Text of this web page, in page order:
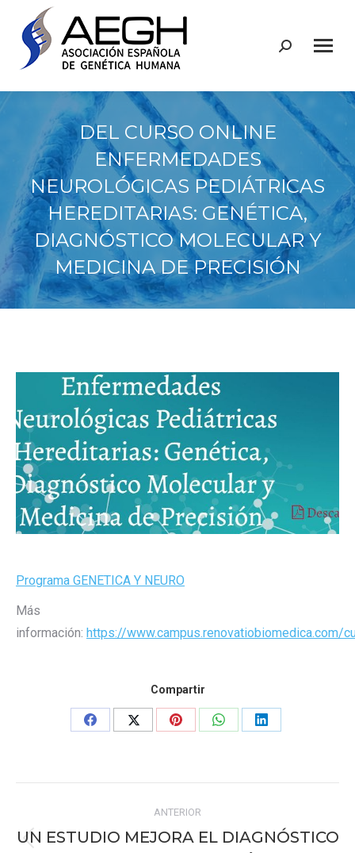
Buscar:
DEL CURSO ONLINE
ENFERMEDADES
NEUROLÓGICAS PEDIÁTRICAS
HEREDITARIAS: GENÉTICA,
DIAGNÓSTICO MOLECULAR Y
MEDICINA DE PRECISIÓN
Programa GENETICA Y NEURO
Más
información: https://
Compartir
Share
Share
Share
Share
Share
entre
ANTERIOR
Publicación
UN ESTUDIO MEJORA EL DIAGNÓSTICO